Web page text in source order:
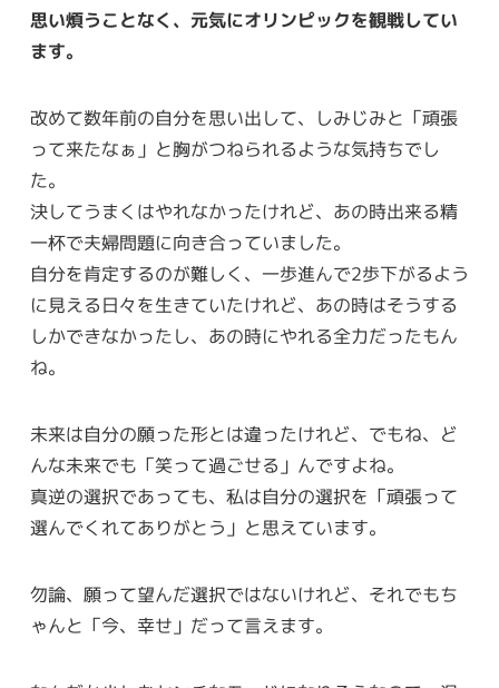
思い煩うことなく、元気にオリンピックを観戦してい
ます。
改めて数年前の自分を思い出して、しみじみと「頑張
って来たなぁ」と胸がつねられるような気持ちでし
た。
決してうまくはやれなかったけれど、あの時出来る精
一杯で夫婦問題に向き合っていました。
自分を肯定するのが難しく、一歩進んで2歩下がるよう
に見える日々を生きていたけれど、あの時はそうする
しかできなかったし、あの時にやれる全力だったもん
ね。
未来は自分の願った形とは違ったけれど、でもね、ど
んな未来でも「笑って過ごせる」んですよね。
真逆の選択であっても、私は自分の選択を「頑張って
選んでくれてありがとう」と思えています。
勿論、願って望んだ選択ではないけれど、それでもち
ゃんと「今、幸せ」だって言えます。